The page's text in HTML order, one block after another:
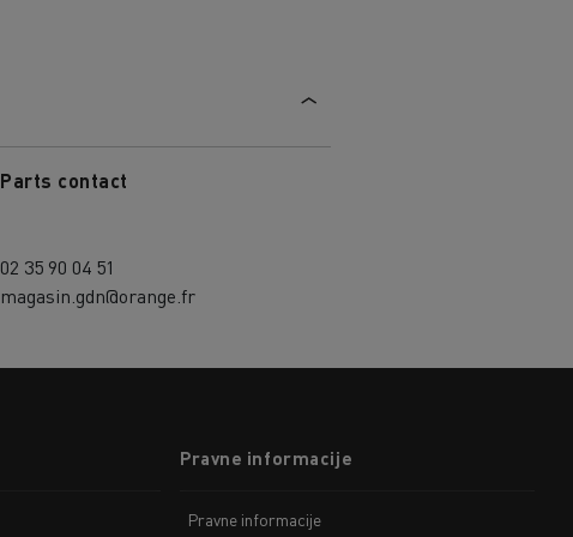
Parts contact
02 35 90 04 51
magasin.gdn@orange.fr
Pravne informacije
Pravne informacije